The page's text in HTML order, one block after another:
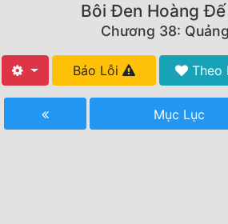
Tất Cả
Bôi Đen Hoàng Đế
Chương 38:
Báo Lỗi Theo
Mục Lục